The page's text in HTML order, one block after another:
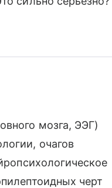
мозга, ЭЭГ)
очагов
черт